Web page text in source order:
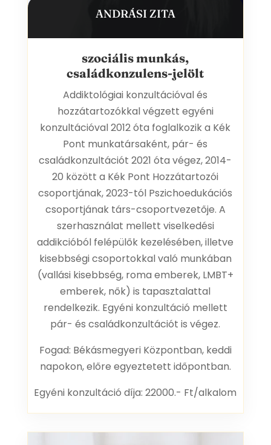
ANDRÁSI ZITA
szociális munkás,
családkonzulens-jelölt
Addiktológiai konzultációval és
hozzátartozókkal végzett egyéni
konzultációval 2012 óta foglalkozik a Kék
Pont munkatársaként, pár- és
családkonzultációt 2021 óta végez, 2014-
20 között a Kék Pont Hozzátartozói
csoportjának, 2023-tól Pszichoedukációs
csoportjának társ-csoportvezetője. A
szerhasználat mellett viselkedési
addikcióból felépülők kezelésében, illetve
kisebbségi csoportokkal való munkában
(vallási kisebbség, roma emberek, LMBT+
emberek, nők) is tapasztalattal
rendelkezik. Egyéni konzultáció mellett
pár- és családkonzultációt is végez.
Fogad: Békásmegyeri Központban, keddi
napokon, előre egyeztetett időpontban.
Egyéni konzultáció díja: 22000.- Ft/alkalom